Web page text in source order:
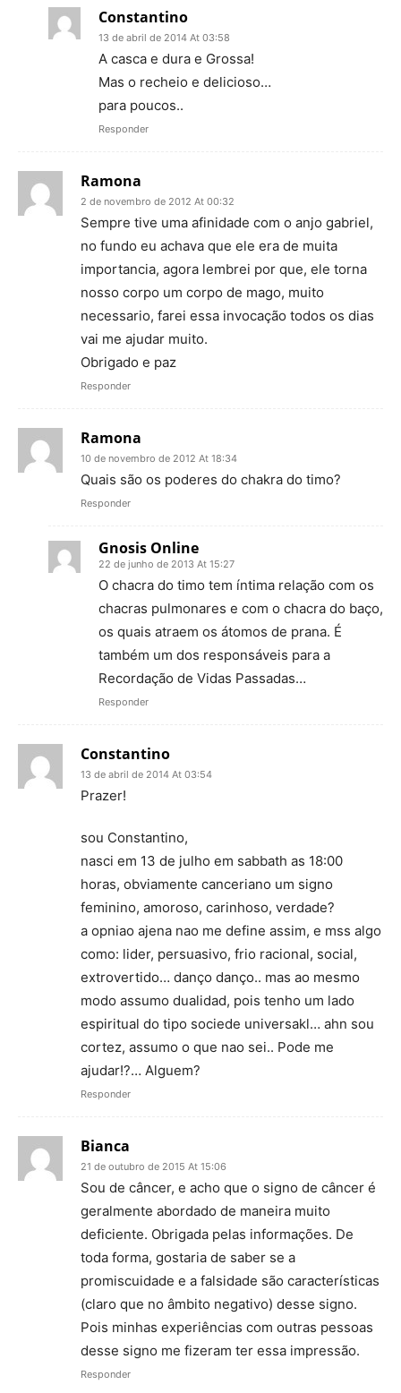
Constantino
13 de abril de 2014 At 03:58
A casca e dura e Grossa!
Mas o recheio e delicioso…
para poucos..
Responder
Ramona
2 de novembro de 2012 At 00:32
Sempre tive uma afinidade com o anjo gabriel,
no fundo eu achava que ele era de muita
importancia, agora lembrei por que, ele torna
nosso corpo um corpo de mago, muito
necessario, farei essa invocação todos os dias
vai me ajudar muito.
Obrigado e paz
Responder
Ramona
10 de novembro de 2012 At 18:34
Quais são os poderes do chakra do timo?
Responder
Gnosis Online
22 de junho de 2013 At 15:27
O chacra do timo tem íntima relação com os
chacras pulmonares e com o chacra do baço,
os quais atraem os átomos de prana. É
também um dos responsáveis para a
Recordação de Vidas Passadas…
Responder
Constantino
13 de abril de 2014 At 03:54
Prazer!
sou Constantino,
nasci em 13 de julho em sabbath as 18:00
horas, obviamente canceriano um signo
feminino, amoroso, carinhoso, verdade?
a opniao ajena nao me define assim, e mss algo
como: lider, persuasivo, frio racional, social,
extrovertido… danço danço.. mas ao mesmo
modo assumo dualidad, pois tenho um lado
espiritual do tipo sociede universakl… ahn sou
cortez, assumo o que nao sei.. Pode me
ajudar!?… Alguem?
Responder
Bianca
21 de outubro de 2015 At 15:06
Sou de câncer, e acho que o signo de câncer é
geralmente abordado de maneira muito
deficiente. Obrigada pelas informações. De
toda forma, gostaria de saber se a
promiscuidade e a falsidade são características
(claro que no âmbito negativo) desse signo.
Pois minhas experiências com outras pessoas
desse signo me fizeram ter essa impressão.
Responder